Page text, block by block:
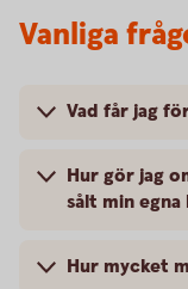
Vanliga
Vad får jag
Hur gör jag
sålt min
Hur mycket